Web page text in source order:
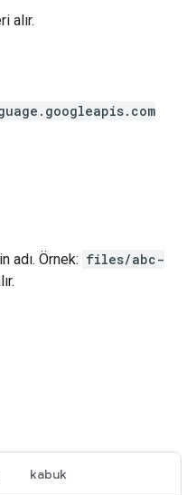
alır.
adı. Örnek: files/abc-
kabuk